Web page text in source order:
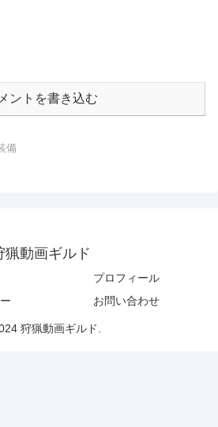
ントを書き込む
備
猟動画ギルド
プロフィール
お問い合わせ
狩猟動画ギルド.